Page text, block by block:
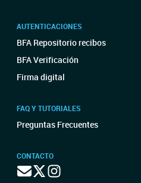
AUTENTICACIONES
BFA Repositorio recibos
BFA Verificación
Firma digital
FAQ Y TUTORIALES
Preguntas Frecuentes
CONTACTO